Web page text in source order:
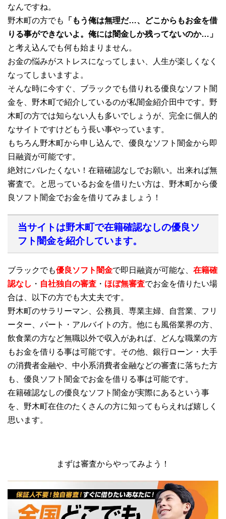
なんですね。
野木町の方でも
「もう俺は無理だ…、どこからもお金を借
りる事ができないよ。俺には闇金しか残ってないのか…」
と考え込んでも何も始まりません。
お金の悩みがストレスになってしまい、人生が楽しくなく
なってしまいますよ。
そんな時に今すぐ、ブラックでも借りれる優良なソフト闇
金を、野木町で紹介しているのが私闇金紹介田中です。野
木町の方では知らない人も多いでしょうが、完全に個人的
なサイトですけどもう長い事やっています。
もちろん野木町から申し込んで、優良なソフト闇金から即
日融資が可能です。
絶対にバレたくない！在籍確認なしでお願い。出来れば無
審査で。と思っているお金を借りたい方は、野木町から優
良ソフト闇金でお金を借りてみましょう！
当サイトは野木町で在籍確認なしの優良ソ
フト闇金を紹介しています。
ブラックでも優良ソフト闇金で即日融資が可能な、 在籍確
認なし ・ 自社独自の審査 ・ ほぼ無審査でお金を借りたい場
合は、以下の方でも大丈夫です。
野木町のサラリーマン、公務員、専業主婦、自営業、フリ
ーター、パート・アルバイトの方。他にも風俗業界の方、
飲食業の方など無職以外で収入があれば、どんな職業の方
もお金を借りる事は可能です。その他、銀行ローン・大手
の消費者金融や、中小系消費者金融などの審査に落ちた方
も、優良ソフト闇金でお金を借りる事は可能です。
在籍確認なしの優良なソフト闇金が実際にあるという事
を、野木町在住のたくさんの方に知ってもらえれば嬉しく
思います。
まずは審査からやってみよう！